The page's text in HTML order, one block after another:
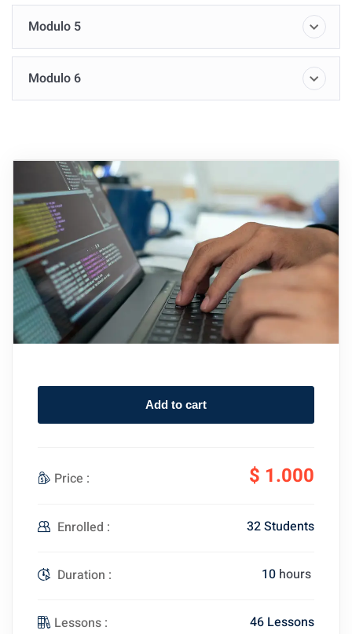
Modulo 5
Modulo 6
Add to cart
Price : $ 1.000
Enrolled : 32 Students
Duration : 10 hours
Lessons : 46 Lessons